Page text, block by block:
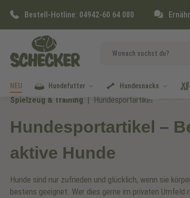
Zur Hauptnavigation springen
Bestell-Hotline: 04942-60 64 080
NEU Hundefutter Hundesnacks
Spielzeug & Training Hundesportartikel
Hundesportartikel –
aktive Hunde
Hunde sind nur zufrieden und glücklich, wenn sie
bestens geeignet. Wer dies gerne im privaten